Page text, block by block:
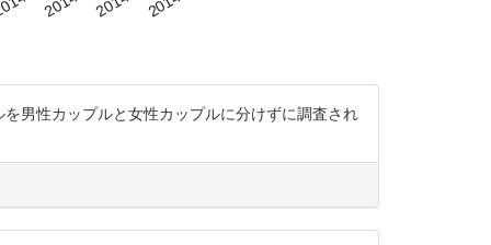
男性カップルと女性カップルに分けずに調査され